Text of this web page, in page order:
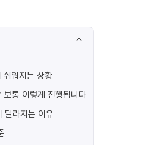
쉬워지는 상황
보통 이렇게 진행됩니다
달라지는 이유